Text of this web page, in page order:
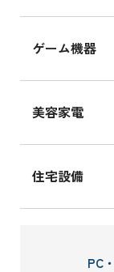
ゲーム機器
美容家電
住宅設備
PC